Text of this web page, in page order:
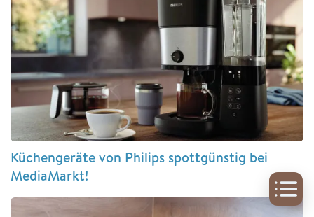
Küchengeräte von Philips spottgünstig bei
MediaMarkt!